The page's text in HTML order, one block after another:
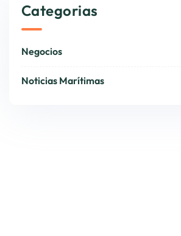
Categorias
Negocios
Noticias Marítimas